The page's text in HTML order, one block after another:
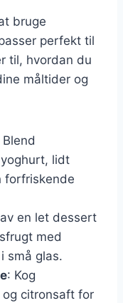
bruge
perfekt til
til, hvordan du
måltider og
Blend
lidt
forfriskende
en let dessert
med
små glas.
: Kog
citronsaft for